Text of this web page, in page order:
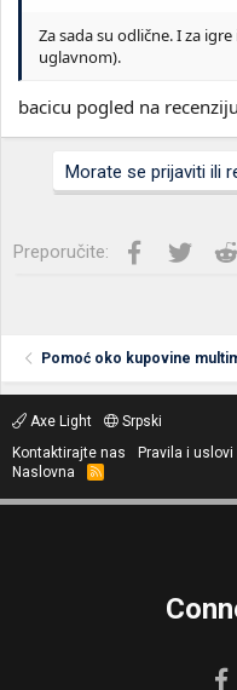
Za sada su odlične. I za
uglavnom).
bacicu pogled na recenziju
Morate se prijaviti ili
Preporučite: Facebook
Twitter
Pomoć oko kupovine
Axe Light
Srpski
Kontaktirajte nas
Pravila i
Naslovna
R
S